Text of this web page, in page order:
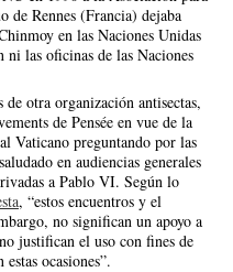
Rennes (Francia) dejaba
en las Naciones Unidas
ni las oficinas de las Naciones
otra organización antisectas,
de Pensée en vue de la
Vaticano preguntando por las
en audiencias generales
a Pablo VI. Según lo
, “estos encuentros y el
no significan un apoyo a
justifican el uso con fines de
ocasiones”.